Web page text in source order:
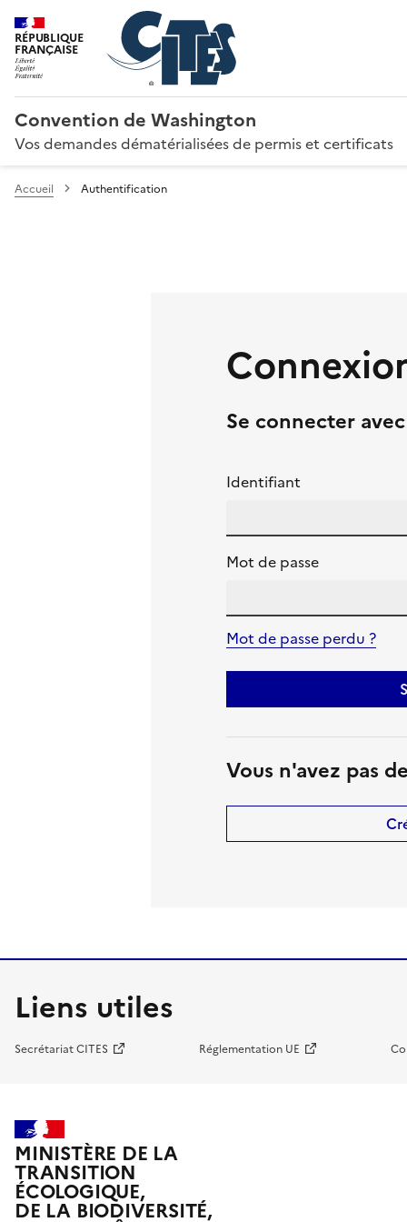
RÉPUBLIQUE
FRANÇAISE
Convention de Washington
Vos demandes dématérialisées de permis et certificats
Accueil Authentification
Se connecter
Identifiant
Mot de passe
Mot de passe perdu ?
Vous n'avez pas
Liens utiles
Secrétariat CITES Réglementation UE
MINISTÈRE DE LA
TRANSITION
ÉCOLOGIQUE,
DE LA BIODIVERSITÉ,